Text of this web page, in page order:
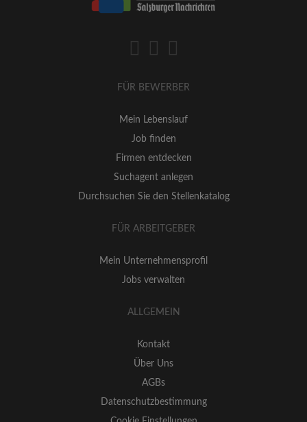
FÜR BEWERBER
Mein Lebenslauf
Job finden
Firmen entdecken
Suchagent anlegen
Durchsuchen Sie den Stellenkatalog
FÜR ARBEITGEBER
Mein Unternehmensprofil
Jobs verwalten
ALLGEMEIN
Kontakt
Über Uns
AGBs
Datenschutzbestimmung